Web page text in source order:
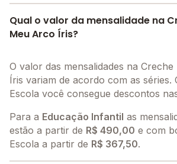
Qual o valor da mensalidade na
Meu Arco Íris?
O valor das mensalidades na
Íris variam de acordo com as séries.
Escola você consegue descontos
Para a Educação Infantil as
estão a partir de R$ 490,00 e com
Escola a partir de R$ 367,50.